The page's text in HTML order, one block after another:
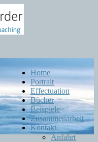
Menü
Home
Portrait
Effectuation
Bücher
Beispiele
Zusammenarbeit
Kontakt
Anfahrt